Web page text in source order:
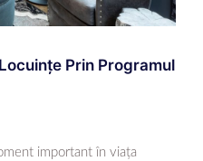
Prin Programul
important în viața